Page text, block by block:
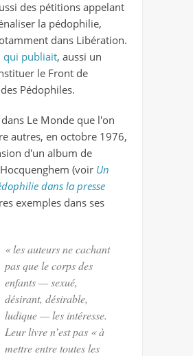
des pétitions appelant
la pédophilie,
dans Libération.
qui publiait, aussi un
le Front de
Pédophiles.
dans Le Monde que l'on
autres, en octobre 1976,
d'un album de
(voir Un
dans la presse
exemples dans ses
« les auteurs ne cachant
pas que le corps des
enfants — sexué,
désirant, désirable,
ludique — les intéresse.
Leur livre n’est pas « à
mettre entre toutes les